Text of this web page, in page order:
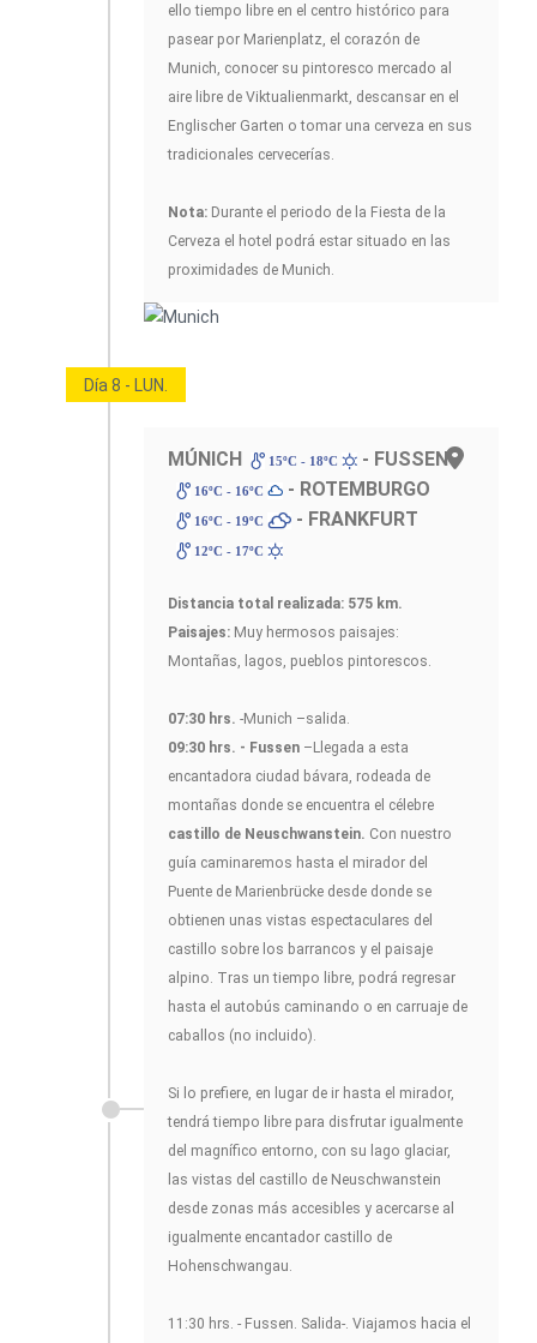
ello tiempo libre en el centro histórico para
pasear por Marienplatz, el corazón de
Munich, conocer su pintoresco mercado al
aire libre de Viktualienmarkt, descansar en el
Englischer Garten o tomar una cerveza en sus
tradicionales cervecerías.
Nota: Durante el periodo de la Fiesta de la
Cerveza el hotel podrá estar situado en las
proximidades de Munich.
Día 8 - LUN.
MÚNICH 15ºC - 18ºC - FUSSEN
16ºC - 16ºC - ROTEMBURGO
16ºC - 19ºC - FRANKFURT
12ºC - 17ºC
Distancia total realizada: 575 km.
Paisajes: Muy hermosos paisajes:
Montañas, lagos, pueblos pintorescos.
07:30 hrs. -Munich –salida.
09:30 hrs. - Fussen –Llegada a esta
encantadora ciudad bávara, rodeada de
montañas donde se encuentra el célebre
castillo de Neuschwanstein. Con nuestro
guía caminaremos hasta el mirador del
Puente de Marienbrücke desde donde se
obtienen unas vistas espectaculares del
castillo sobre los barrancos y el paisaje
alpino. Tras un tiempo libre, podrá regresar
hasta el autobús caminando o en carruaje de
caballos (no incluido).
Si lo prefiere, en lugar de ir hasta el mirador,
tendrá tiempo libre para disfrutar igualmente
del magnífico entorno, con su lago glaciar,
las vistas del castillo de Neuschwanstein
desde zonas más accesibles y acercarse al
igualmente encantador castillo de
Hohenschwangau.
11:30 hrs. - Fussen. Salida-. Viajamos hacia el